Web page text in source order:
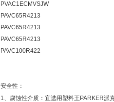
PVAC1ECMVSJW
PAVC65R4213
PAVC65R4213
PAVC65R4213
PAVC100R422
安全性：
1、腐蚀性介质：宜选用塑料王PARKER派